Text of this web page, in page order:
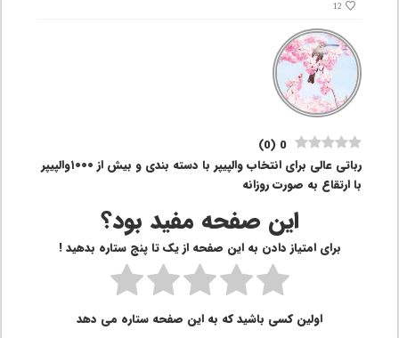
12
0
(
0
)
رباتی عالی برای انتخاب والپیپر با دسته بندی و بیش از ١٠٠٠والپیپر
با ارتقاع به صورت روزانه
این صفحه مفید بود؟
برای امتیاز دادن به این صفحه از یک تا پنج ستاره بدهید !
اولین کسی باشید که به این صفحه ستاره می دهد